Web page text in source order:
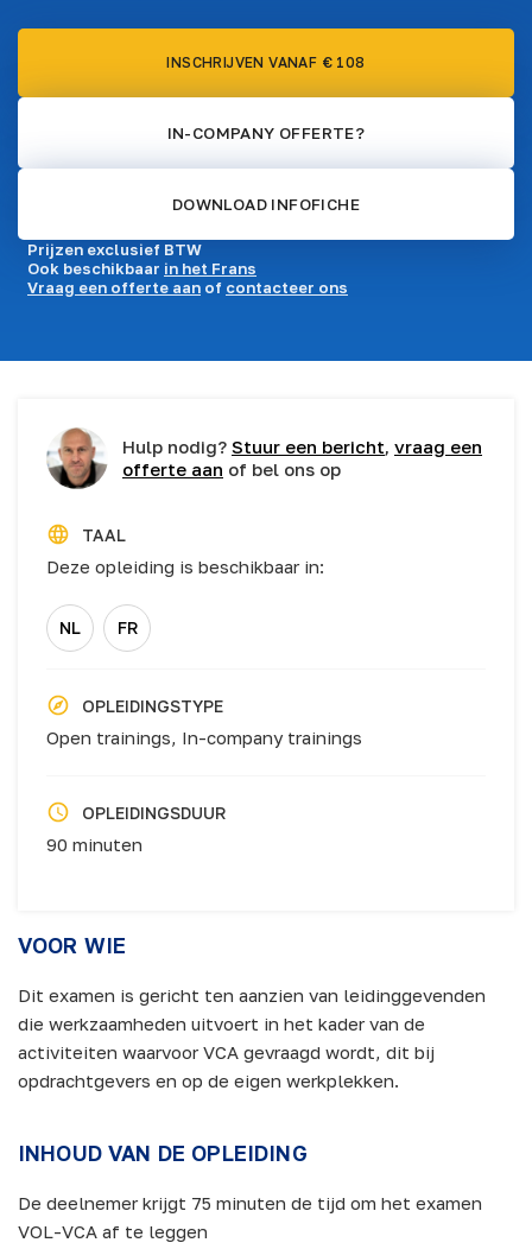
INSCHRIJVEN VANAF € 108
IN-COMPANY OFFERTE?
DOWNLOAD INFOFICHE
Prijzen exclusief BTW
Ook beschikbaar in het Frans
Vraag een offerte aan of contacteer ons
VOOR WIE
Dit examen is gericht ten aanzien van leidinggevenden
die werkzaamheden uitvoert in het kader van de
activiteiten waarvoor VCA gevraagd wordt, dit bij
opdrachtgevers en op de eigen werkplekken.
INHOUD VAN DE OPLEIDING
De deelnemer krijgt 75 minuten de tijd om het examen
VOL-VCA af te leggen
Hulp nodig? Stuur een bericht, vraag een
offerte aan of bel ons op
TAAL
Deze opleiding is beschikbaar in:
NL FR
OPLEIDINGSTYPE
Open trainings, In-company trainings
OPLEIDINGSDUUR
90 minuten